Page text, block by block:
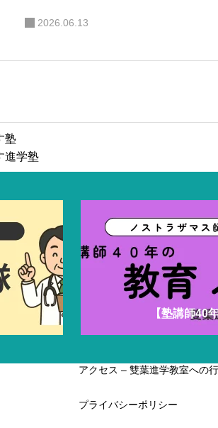
2026.06.13
塾
進学塾
【塾講師40
アクセス – 雙葉進学教室への
プライバシーポリシー